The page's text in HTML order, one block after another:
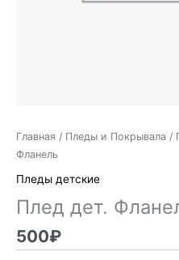
Главная / Пледы и Покрывала /
Фланель
Пледы детские
Плед дет.
500₽